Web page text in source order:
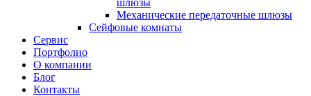
шлюзы
Механические передаточные шлюзы
Сейфовые комнаты
Сервис
Портфолио
О компании
Блог
Контакты